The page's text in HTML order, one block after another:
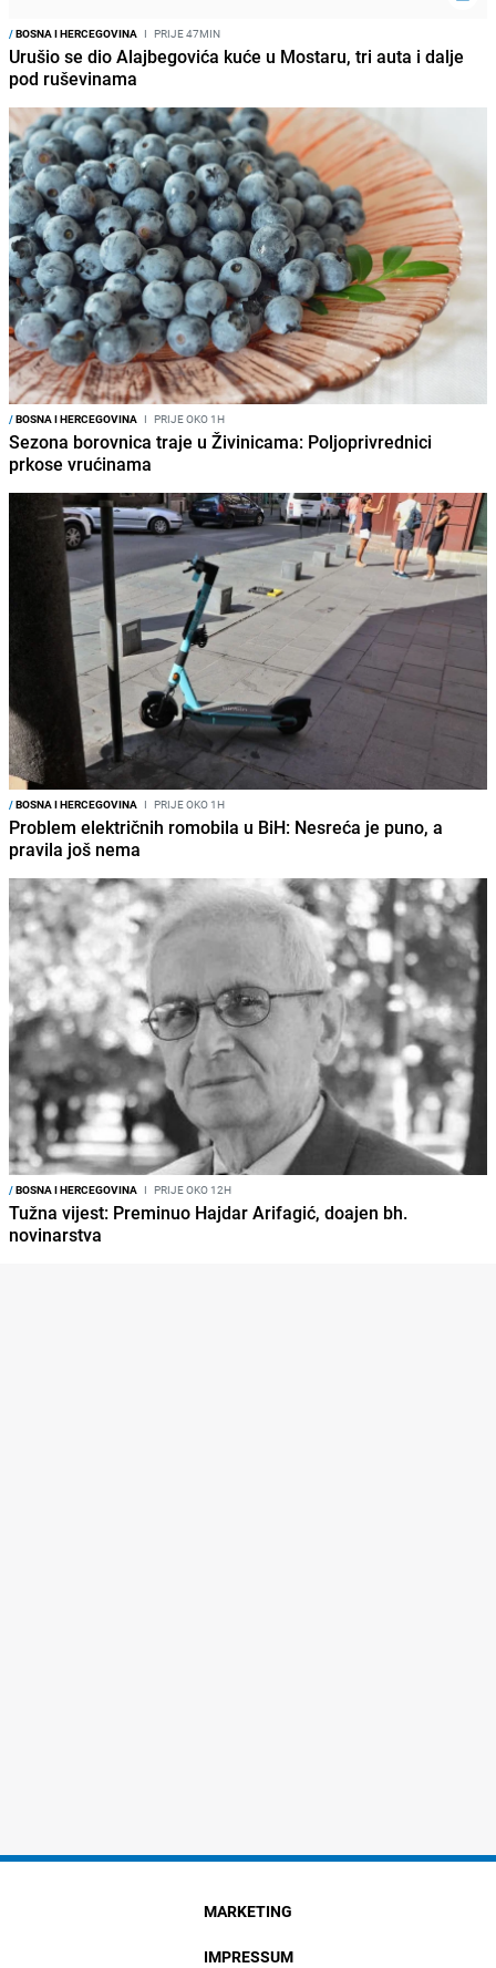
/BOSNA I HERCEGOVINA I PRIJE 47MIN
Urušio se dio Alajbegovića kuće u Mostaru, tri auta i dalje
pod ruševinama
/BOSNA I HERCEGOVINA I PRIJE OKO 1H
Sezona borovnica traje u Živinicama: Poljoprivrednici
prkose vrućinama
/BOSNA I HERCEGOVINA I PRIJE OKO 1H
Problem električnih romobila u BiH: Nesreća je puno, a
pravila još nema
/BOSNA I HERCEGOVINA I PRIJE OKO 12H
Tužna vijest: Preminuo Hajdar Arifagić, doajen bh.
novinarstva
MARKETING
IMPRESSUM